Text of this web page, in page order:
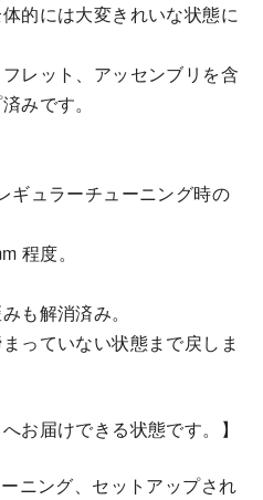
的には大変きれいな状態に
レット、アッセンブリを含
みです。
ギュラーチューニング時の
程度。
も解消済み。
っていない状態まで戻しま
お届けできる状態です。】
ニング、セットアップされ